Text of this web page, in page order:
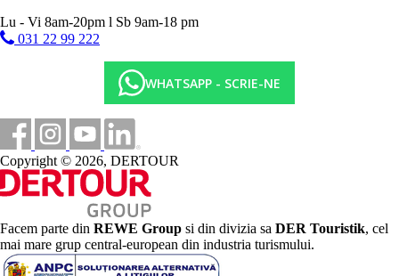
Lu - Vi 8am-20pm l Sb 9am-18 pm
031 22 99 222
WHATSAPP - SCRIE-NE
Copyright © 2026, DERTOUR
Facem parte din REWE Group si din divizia sa DER Touristik, cel
mai mare grup central-european din industria turismului.